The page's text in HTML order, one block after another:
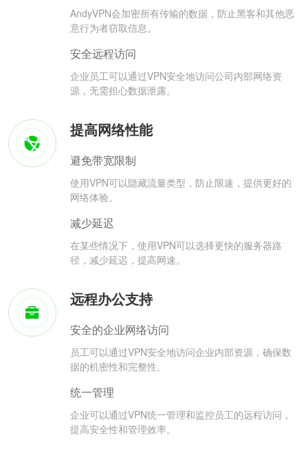
AndyVPN会加密所有传输的数据，防止黑客和其他恶
意行为者窃取信息。
安全远程访问
企业员工可以通过VPN安全地访问公司内部网络资
源，无需担心数据泄露。
提高网络性能
避免带宽限制
使用VPN可以隐藏流量类型，防止限速，提供更好的
网络体验。
减少延迟
在某些情况下，使用VPN可以选择更快的服务器路
径，减少延迟，提高网速。
远程办公支持
安全的企业网络访问
员工可以通过VPN安全地访问企业内部资源，确保数
据的机密性和完整性。
统一管理
企业可以通过VPN统一管理和监控员工的远程访问，
提高安全性和管理效率。